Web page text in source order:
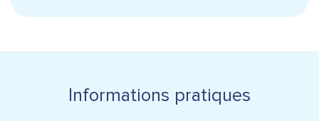
Informations pratiques